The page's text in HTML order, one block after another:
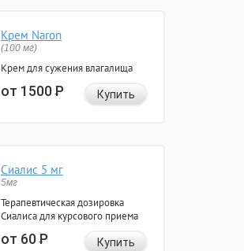
Крем Naron
(100 мг)
Крем для сужения влагалища
от 1500Р Купить
Сиалис 5 мг
5мг
Терапевтическая дозировка
Сиалиса для курсового приема
от 60Р Купить